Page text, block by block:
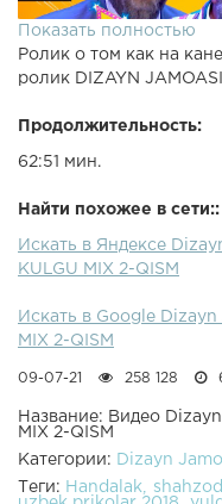
Показать полностью
Ролик о том как на
ролик DIZAYN
Продолжительность:
62:51 мин.
Найти похожее в сети::
Искать в Яндексе
KULGU MIX 2-QISM
Искать в Google
MIX 2-QISM
09-07-21 258 128
Название: Видео
MIX 2-QISM
Категории:
Dizayn
Теги: Handalak